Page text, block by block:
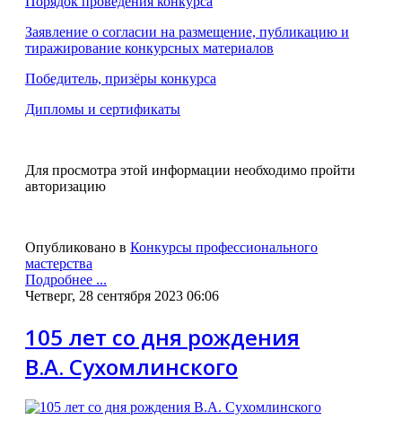
Заявление о согласии на размещение, публикацию и
тиражирование конкурсных материалов
Победитель, призёры конкурса
Дипломы и сертификаты
Для просмотра этой информации необходимо пройти
авторизацию
Опубликовано в Конкурсы профессионального
мастерства
Подробнее ...
Четверг, 28 сентября 2023 06:06
105 лет со дня рождения
В.А. Сухомлинского